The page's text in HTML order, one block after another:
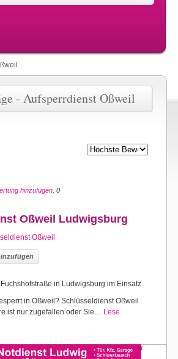
- Aufsperrdienst Oßweil
hinzufügen , 0
Oßweil Ludwigsburg
Oßweil
in Ludwigsburg im Einsatz
in Oßweil? Schlüsseldienst Oßweil
ist nur zugefallen oder Sie… Lese